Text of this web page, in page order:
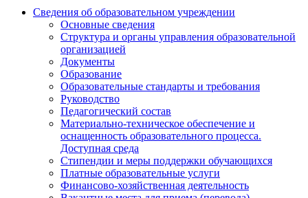
Сведения об образовательном учреждении
Основные сведения
Структура и органы управления образовательной
организацией
Документы
Образование
Образовательные стандарты и требования
Руководство
Педагогический состав
Материально-техническое обеспечение и
оснащенность образовательного процесса.
Доступная среда
Стипендии и меры поддержки обучающихся
Платные образовательные услуги
Финансово-хозяйственная деятельность